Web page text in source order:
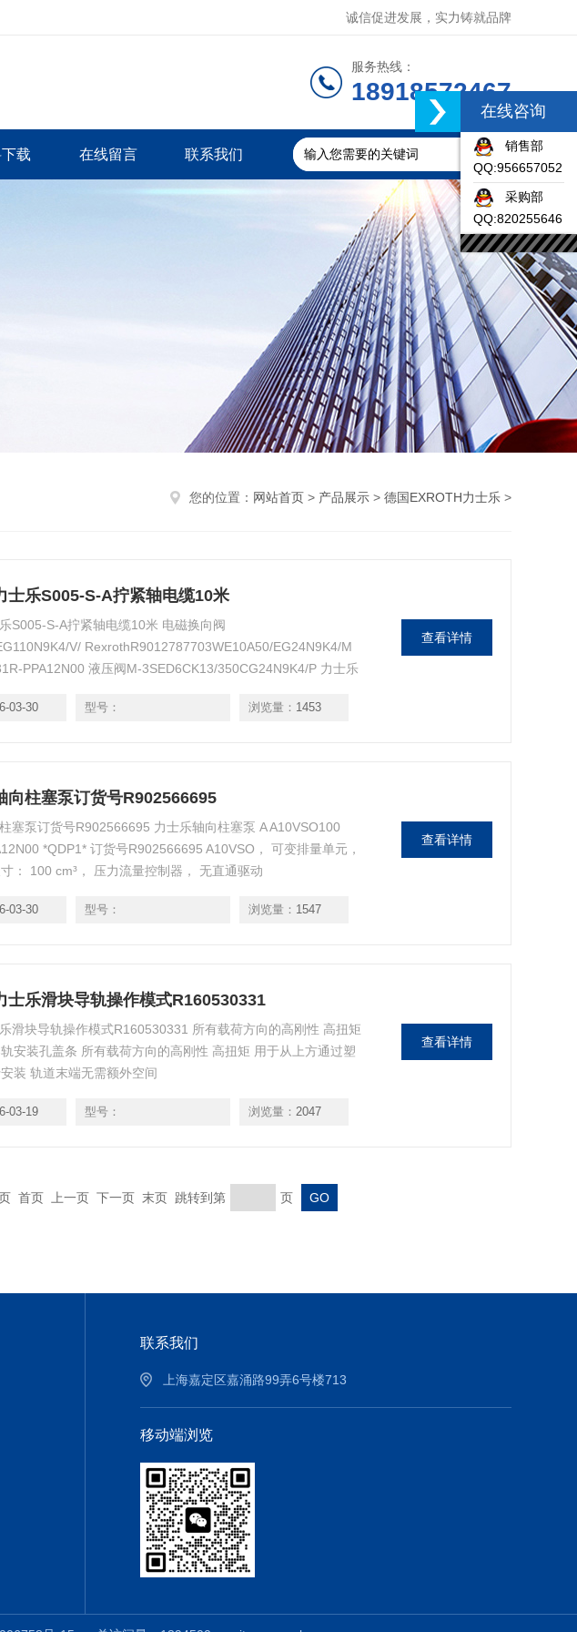
诚信促进发展，实力铸就品牌
服务热线：
18918572467
载 在线留言 联系我们
您的位置： 网站首页 > 产品展示 > 德国EXROTH力士乐 >
士乐S005-S-A拧紧轴电缆10米
S005-S-A拧紧轴电缆10米 电磁换向阀
V/ RexrothR9012787703WE10A50/EG24N9K4/M
PPA12N00 液压阀M-3SED6CK13/350CG24N9K4/P 力士乐
03-30 型号： 浏览量： 1453
查看详情
向柱塞泵订货号R902566695
塞泵订货号R902566695 力士乐轴向柱塞泵 A A10VSO100
*QDP1* 订货号R902566695 A10VSO， 可变排量单元，
： 100 cm³， 压力流量控制器， 无直通驱动
03-30 型号： 浏览量： 1547
查看详情
士乐滑块导轨操作模式R160530331
滑块导轨操作模式R160530331 所有载荷方向的高刚性 高扭矩
安装孔盖条 所有载荷方向的高刚性 高扭矩 用于从上方通过塑
装 轨道末端无需额外空间
03-19 型号： 浏览量： 2047
查看详情
首页 上一页 下一页 末页 跳转到第 页
联系我们
上海嘉定区嘉涌路99弄6号楼713
移动端浏览
在线咨询
销售部
QQ:956657052
采购部
QQ:820255646